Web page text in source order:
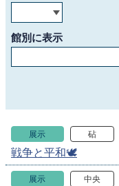
館別に表示
展示 砧
戦争と平和🕊
展示 中央